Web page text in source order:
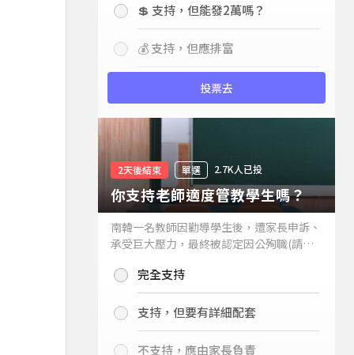
💲 支持，但能發2萬嗎？
💰 支持，但應排富
投票去
2天後結束 單選 2.7K人已投
你支持老師適度管教學生嗎？
南韓一名教師因勸導學生後，遭家長申訴、
承受巨大壓力，最終被認定因公殉職(請見
你支持老師適度管教學生嗎？
完全支持
支持，但要有詳細配套
不支持，應由家長負責